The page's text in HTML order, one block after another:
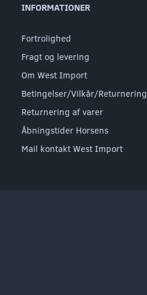
INFORMATIONER
Fortrolighed
Fragt og levering
Om West Import
Betingelser/Vilkår/Returnering
Returnering af varer
Åbningstider Horsens
Mail kontakt West Import